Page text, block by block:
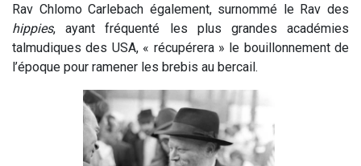
Rav Chlomo Carlebach également, surnommé le Rav des
hippies, ayant fréquenté les plus grandes académies
talmudiques des USA, « récupérera » le bouillonnement de
l’époque pour ramener les brebis au bercail.